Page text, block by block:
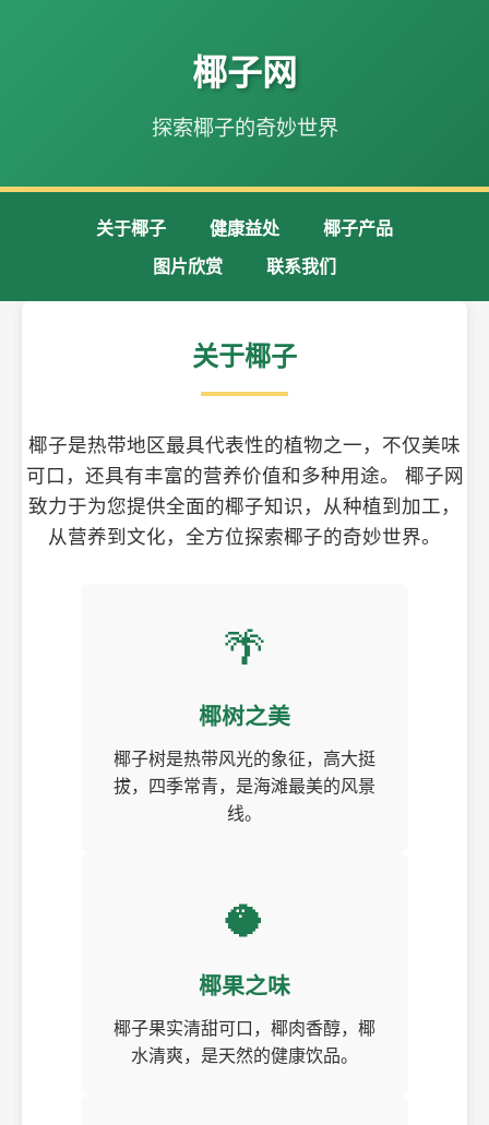
椰子网
探索椰子的奇妙世界
关于椰子 健康益处
椰子产品
图片欣赏
联系我们
关于椰子
椰子是热带地区最具代表性的植物之一，不仅美味
可口，还具有丰富的营养价值和多种用途。 椰子网
致力于为您提供全面的椰子知识，从种植到加工，
从营养到文化，全方位探索椰子的奇妙世界。
🌴
椰树之美
椰子树是热带风光的象征，高大挺
拔，四季常青，是海滩最美的风景
线。
🥥
椰果之味
椰子果实清甜可口，椰肉香醇，椰
水清爽，是天然的健康饮品。